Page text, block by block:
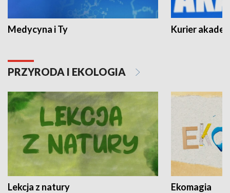
Medycyna i Ty Kurier
PRZYRODA I EKOLOGIA
Lekcja z natury Ekomagia